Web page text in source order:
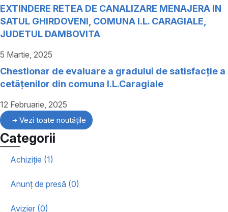
EXTINDERE RETEA DE CANALIZARE MENAJERA IN
SATUL GHIRDOVENI, COMUNA I.L. CARAGIALE,
JUDETUL DAMBOVITA
5 Martie, 2025
Chestionar de evaluare a gradului de satisfacție a
cetățenilor din comuna I.L.Caragiale
12 Februarie, 2025
Vezi toate noutățile
Categorii
Achiziție (1)
Anunț de presă (0)
Avizier (0)